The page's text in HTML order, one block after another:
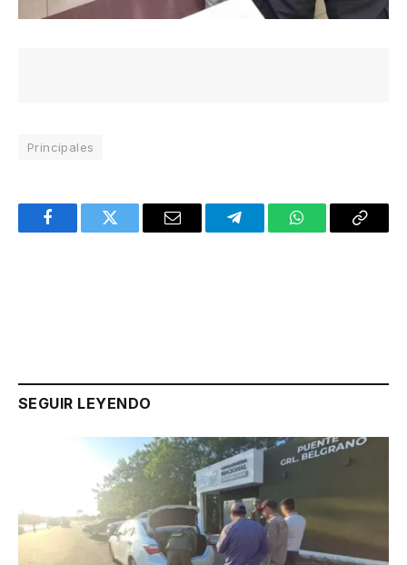
Principales
FacebookTwitter Email TelegramWhatsAppCopy
SEGUIR LEYENDO